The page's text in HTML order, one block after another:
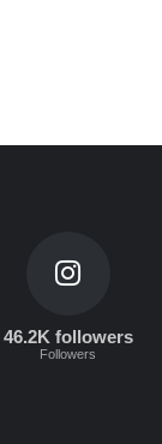
46.2K followers
Followers